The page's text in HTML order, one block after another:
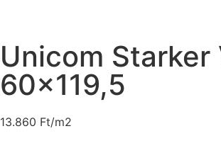
Unicom
60×119,5
13.860 Ft/m2